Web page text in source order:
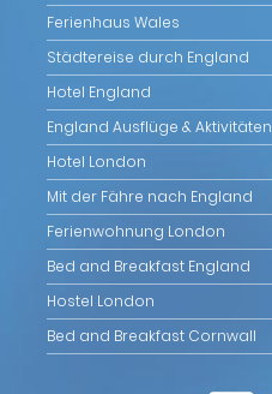
Ferienhaus Wales
Städtereise durch England
Hotel England
England Ausflüge & Aktivitäten
Hotel London
Mit der Fähre nach England
Ferienwohnung London
Bed and Breakfast England
Hostel London
Bed and Breakfast Cornwall